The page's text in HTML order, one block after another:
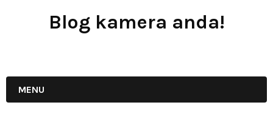
Blog kamera anda!
MENU